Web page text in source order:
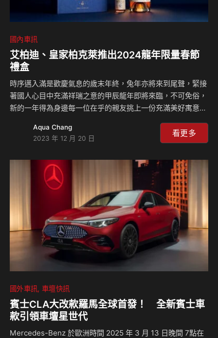
國內車訊
艾柏迪、皇家柏克萊推出2024龍年限量春節
禮盒
時序邁入滿是歡慶氣息的歲末年終，兔年亦將來到尾聲，緊接
著國人心目中充滿祥瑞之意的甲辰龍年即將來臨，不可免俗，
新的一年得為身邊每一位在乎的親友挑上一份充滿美好寓意的
的艾柏迪單一麥芽蘇格蘭威士忌首先為威士忌愛好者帶來了寒
冬中的一抹溫暖，「艾柏迪12年黃金玉液年節禮盒」以黃金流
增添更多溫暖，更為即將來到的農曆新年求得流水招財的好彩
頭，此外艾柏迪更以標誌性的蜂蜜香甜，甜口暖心，由內而外
感受節慶歡鬧氣氛，並將這溫潤的光澤分享給最愛的親友，以
金光閃爍的光芒為來年積累財庫，並祝福一切順利平安！ 為…
Aqua Chang
2023 年 12 月 20 日
看更多
國外車訊 車壇快訊
賓士CLA大改款羅馬全球首發！ 全新賓士車
款引領車壇星世代
Mercedes-Benz 於歐洲時間 2025 年 3 月 13 日晚間 7點在